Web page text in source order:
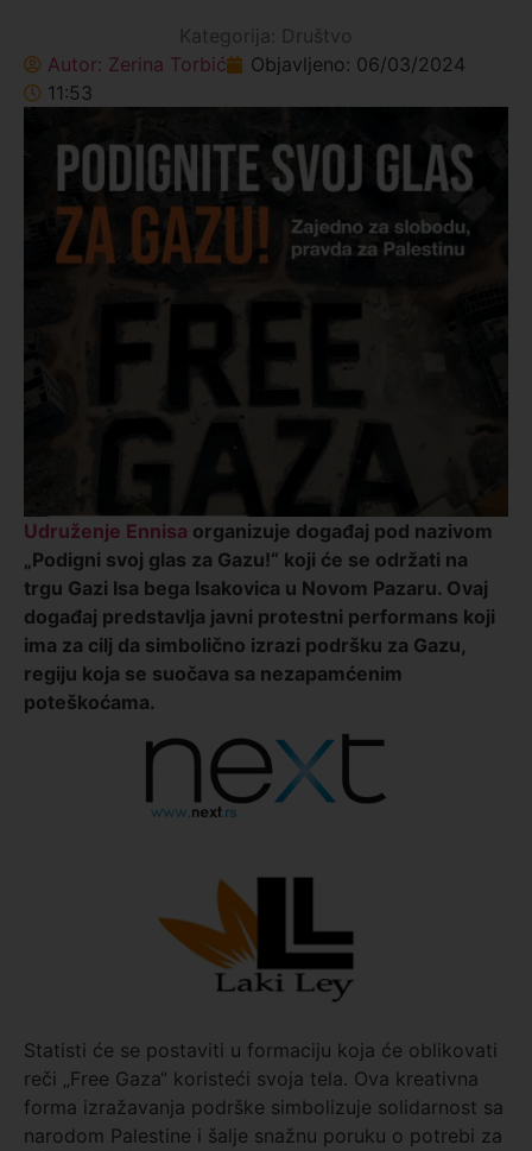
Kategorija: Društvo
Autor: Zerina Torbić Objavljeno: 06/03/2024
11:53
Udruženje Ennisa organizuje događaj pod nazivom
„Podigni svoj glas za Gazu!“ koji će se održati na
trgu Gazi Isa bega Isakovica u Novom Pazaru. Ovaj
događaj predstavlja javni protestni performans koji
ima za cilj da simbolično izrazi podršku za Gazu,
regiju koja se suočava sa nezapamćenim
poteškoćama.
Statisti će se postaviti u formaciju koja će oblikovati
reči „Free Gaza“ koristeći svoja tela. Ova kreativna
forma izražavanja podrške simbolizuje solidarnost sa
narodom Palestine i šalje snažnu poruku o potrebi za